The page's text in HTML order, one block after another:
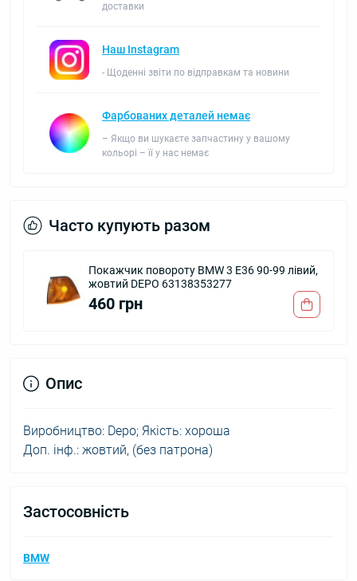
доставки
Наш Instagram
- Щоденні звіти по відправкам та новини
Фарбованих деталей немає
– Якщо ви шукаєте запчастину у вашому
кольорі – її у нас немає
Часто купують разом
Покажчик повороту BMW 3 E36 90-99 лівий,
жовтий DEPO 63138353277
460 грн
Опис
Виробництво: Depo; Якість: хороша
Доп. інф.: жовтий, (без патрона)
Застосовність
BMW